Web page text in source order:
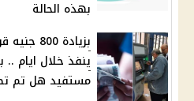
بهذه الحالة
بزيادة
مستفيد هل تم